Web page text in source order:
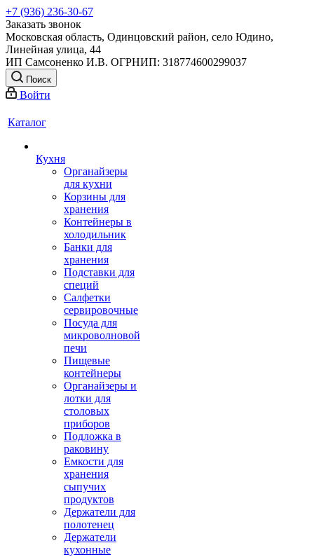
+7 (936) 236-30-67
Заказать звонок
Московская область, Одинцовский район, село Юдино,
Линейная улица, 44
ИП Самсоненко И.В. ОГРНИП: 318774600299037
Поиск
Войти
Каталог
Кухня
Органайзеры
для кухни
Корзины для
хранения
Контейнеры в
холодильник
Банки для
хранения
Подставки для
специй
Салфетки
сервировочные
Посуда для
микроволновой
печи
Пищевые
контейнеры
Органайзеры и
лотки для
столовых
приборов
Подложка в
раковину
Емкости для
хранения
сыпучих
продуктов
Держатели для
полотенец
Держатели
кухонные